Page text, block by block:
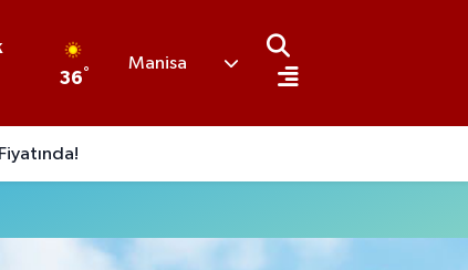
36°
Manisa